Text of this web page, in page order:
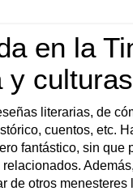
en la
y
literarias, de
cuentos, etc.
fantástico, sin que
de otros menesteres